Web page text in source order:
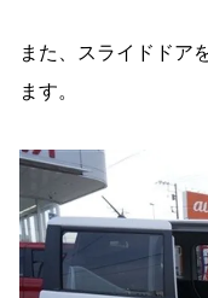
また、スライドドア
ます。